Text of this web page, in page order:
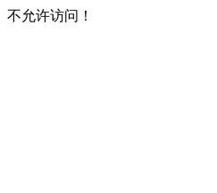
不允许访问！